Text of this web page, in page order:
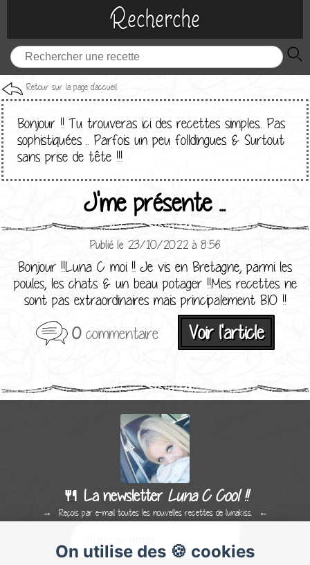
Recherche
Retour sur la page d'accueil
Bonjour !! Tu trouveras ici des recettes simples.. Pas
sophistiquées .. Parfois un peu folldingues & Surtout
sans prise de tête !!!
J'me présente ...
Publié le 23/10/2022 à 8:56
Bonjour !!Luna C moi !! Je vis en Bretagne, parmi les
poules, les chats & un beau potager !!Mes recettes ne
sont pas extraordinaires mais principalement BIO !!
0commentaire Voir l'article
On utilise des 🍪 cookies
🍴 La newsletter Luna C Cool !!
Reçois par e-mail toutes les nouvelles recettes de lunakiss.